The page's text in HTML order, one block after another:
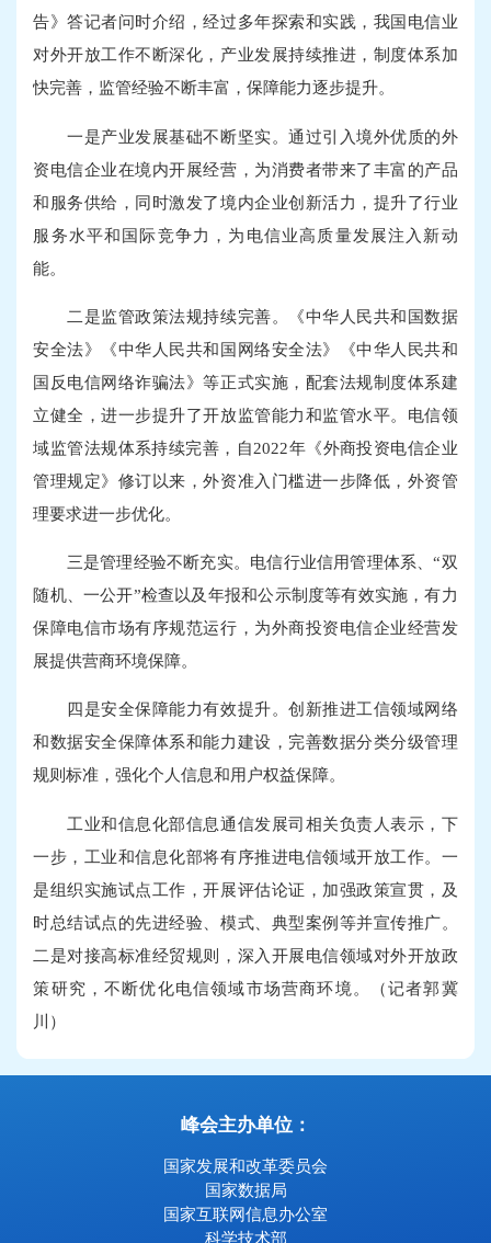
告》答记者问时介绍，经过多年探索和实践，我国电信业
对外开放工作不断深化，产业发展持续推进，制度体系加
快完善，监管经验不断丰富，保障能力逐步提升。
一是产业发展基础不断坚实。通过引入境外优质的外
资电信企业在境内开展经营，为消费者带来了丰富的产品
和服务供给，同时激发了境内企业创新活力，提升了行业
服务水平和国际竞争力，为电信业高质量发展注入新动
能。
二是监管政策法规持续完善。《中华人民共和国数据
安全法》《中华人民共和国网络安全法》《中华人民共和
国反电信网络诈骗法》等正式实施，配套法规制度体系建
立健全，进一步提升了开放监管能力和监管水平。电信领
域监管法规体系持续完善，自2022年《外商投资电信企业
管理规定》修订以来，外资准入门槛进一步降低，外资管
理要求进一步优化。
三是管理经验不断充实。电信行业信用管理体系、“双
随机、一公开”检查以及年报和公示制度等有效实施，有力
保障电信市场有序规范运行，为外商投资电信企业经营发
展提供营商环境保障。
四是安全保障能力有效提升。创新推进工信领域网络
和数据安全保障体系和能力建设，完善数据分类分级管理
规则标准，强化个人信息和用户权益保障。
工业和信息化部信息通信发展司相关负责人表示，下
一步，工业和信息化部将有序推进电信领域开放工作。一
是组织实施试点工作，开展评估论证，加强政策宣贯，及
时总结试点的先进经验、模式、典型案例等并宣传推广。
二是对接高标准经贸规则，深入开展电信领域对外开放政
策研究，不断优化电信领域市场营商环境。（记者郭冀
川）
峰会主办单位：
国家发展和改革委员会
国家数据局
国家互联网信息办公室
科学技术部